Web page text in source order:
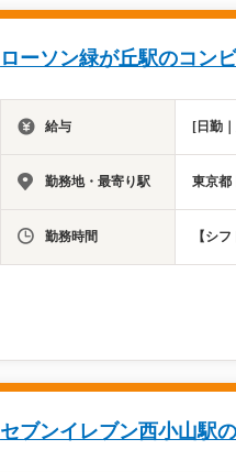
ローソン緑が丘駅のコン
給与 [日勤
勤務地・最寄り駅 東京都
勤務時間 【シ
セブンイレブン西小山駅